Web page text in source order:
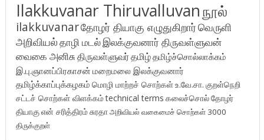
Ilakkuvanar Thiruvalluvanநூல்
ilakkuvanarதோழர் தியாகு எழுதுகிறார்வெருளி
அறிவியல்தாழி மடல்இலக்குவனார் திருவள்ளுவன்
வைகை அனிசுதிருவள்ளுவர்தமிழ்தமிழ்ச்சொல்லாக்கம்
இ.பு.ஞானப்பிரகாசன் மறைமலை இலக்குவனார்
தமிழ்க்காப்புக்கழகம் மொழி மாற்றச் சொற்கள்உ.வே.சா. குறள்நெறி
சட்டச் சொற்கள் விளக்கம்technical terms கலைச்சொல்தோழர்
தியாகுஎன் சரித்திரம்சுரதாஅறிவியல் வகைமைச் சொற்கள் 3000
திருக்குறள்